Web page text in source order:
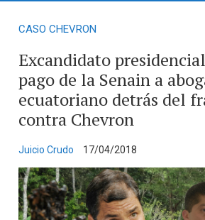
CASO CHEVRON
Excandidato
pago de la Senain a
ecuatoriano detrás del
contra Chevron
Juicio Crudo 17/04/2018